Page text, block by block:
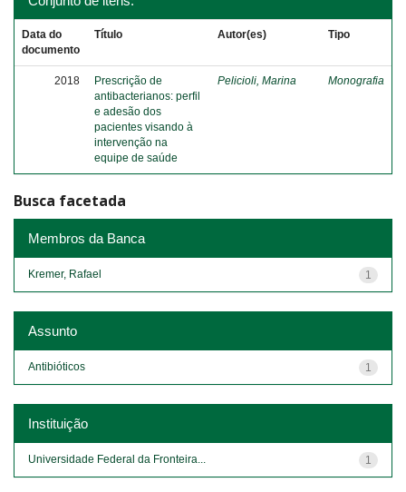
Data do
documento
Título Autor(es) Tipo
2018
Prescrição de
antibacterianos: perfil
e adesão dos
pacientes visando à
intervenção na
equipe de saúde
Pelicioli, Marina Monografia
Busca facetada
Membros da Banca
1
Kremer, Rafael
Assunto
1
Antibióticos
Instituição
1
Universidade Federal da Fronteira...